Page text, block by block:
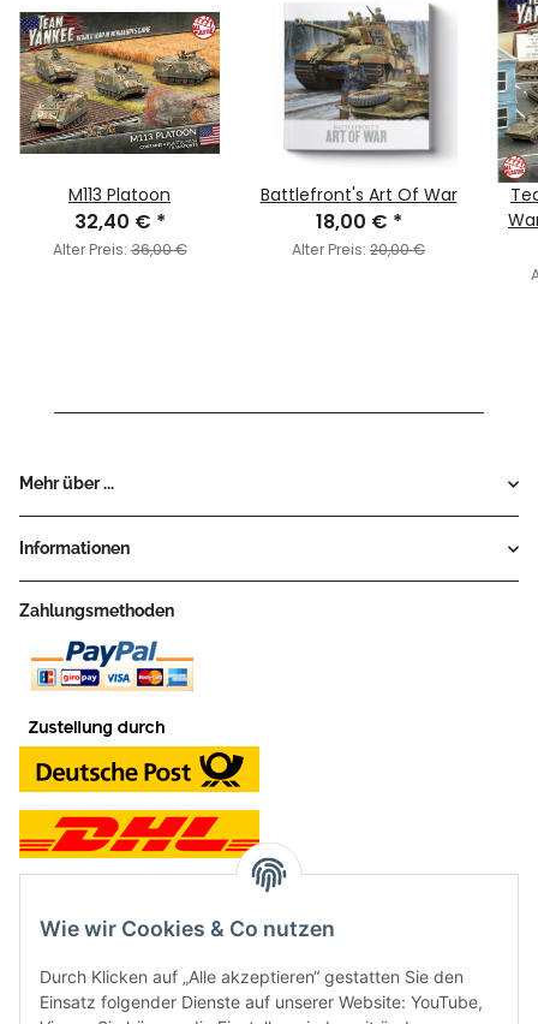
M113 Platoon
32,40 € *
Alter Preis:36,00 €
Battlefront's Art Of War
18,00 € *
Alter Preis: 20,00 €
Mehr über ...
Informationen
Zahlungsmethoden
Neben dem Onlineshop haben wir ein Ladengeschäft in Hütten:
Wie wir Cookies & Co nutzen
Durch Klicken auf „Alle akzeptieren“ gestatten Sie den
Einsatz folgender Dienste auf unserer Website: YouTube,